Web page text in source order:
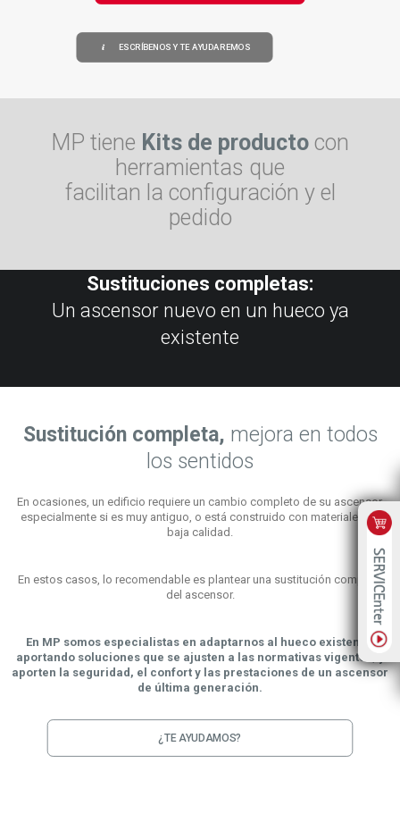
ESCRÍBENOS Y TE AYUDAREMOS
MP tiene Kits de producto con
herramientas que
facilitan la configuración y el
pedido
Sustituciones completas:
Un ascensor nuevo en un hueco ya
existente
Sustitución completa, mejora en todos
los sentidos
En ocasiones, un edificio requiere un cambio completo de su ascensor,
especialmente si es muy antiguo, o está construido con materiales de
baja calidad.
En estos casos, lo recomendable es plantear una sustitución completa
del ascensor.
En MP somos especialistas en adaptarnos al hueco existente,
aportando soluciones que se ajusten a las normativas vigentes, y
aporten la seguridad, el confort y las prestaciones de un ascensor
de última generación.
¿TE AYUDAMOS?